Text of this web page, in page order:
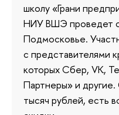
школу «Грани
НИУ ВШЭ проведет
Подмосковье.
с представителями
которых Сбер, VK,
Партнеры» и
тысяч рублей, есть